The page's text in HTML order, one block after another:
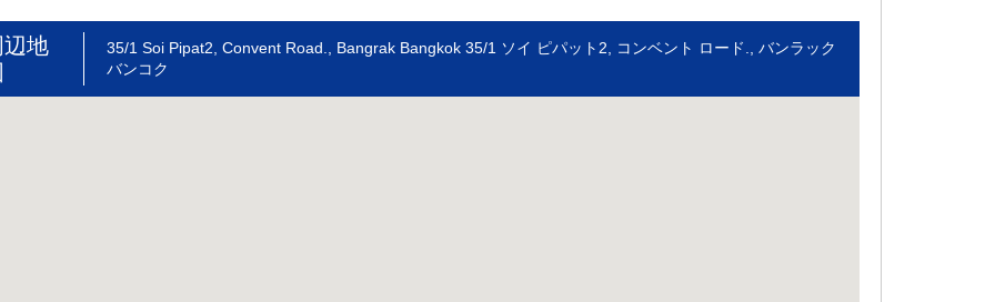
辺地
35/1 Soi Pipat2, Convent Road., Bangrak Bangkok 35/1 ソイ ピパット2, コンベント ロード., バンラック
バンコク